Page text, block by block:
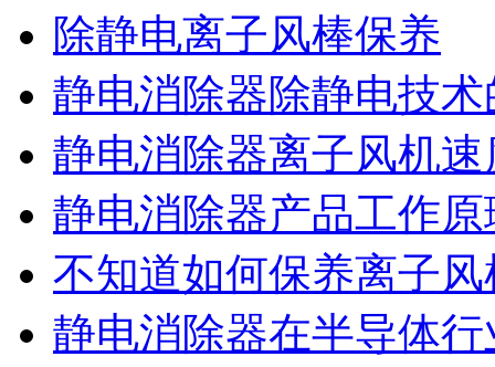
除静电离子风棒保养
静电消除器除静电技
静电消除器离子风机
静电消除器产品工作原
不知道如何保养离子
静电消除器在半导体